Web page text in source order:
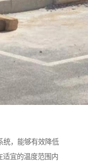
统，能够有效降低
适宜的温度范围内